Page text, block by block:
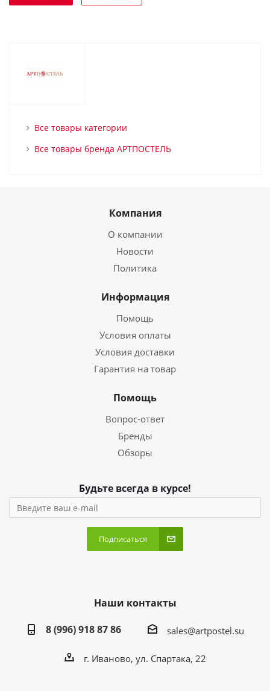
Все товары категории
Все товары бренда АРТПОСТЕЛЬ
Компания
О компании
Новости
Политика
Информация
Помощь
Условия оплаты
Условия доставки
Гарантия на товар
Помощь
Вопрос-ответ
Бренды
Обзоры
Будьте всегда в курсе!
Подписаться
Наши контакты
8 (996) 918 87 86
sales@artpostel.su
г. Иваново, ул. Спартака, 22